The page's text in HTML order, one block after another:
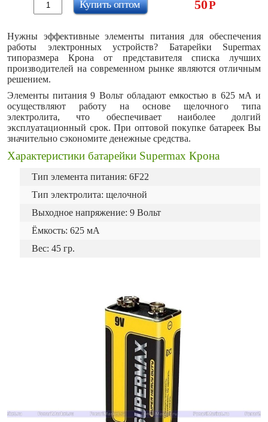
50Р
Купить оптом
Нужны эффективные элементы питания для обеспечения
работы электронных устройств? Батарейки Supermax
типоразмера Крона от представителя списка лучших
производителей на современном рынке являются отличным
решением.
Элементы питания 9 Вольт обладают емкостью в 625 мА и
осуществляют работу на основе щелочного типа
электролита, что обеспечивает наиболее долгий
эксплуатационный срок. При оптовой покупке батареек Вы
значительно сэкономите денежные средства.
Характеристики батарейки Supermax Крона
Тип элемента питания: 6F22
Тип электролита: щелочной
Выходное напряжение: 9 Вольт
Ёмкость: 625 мА
Вес: 45 гр.